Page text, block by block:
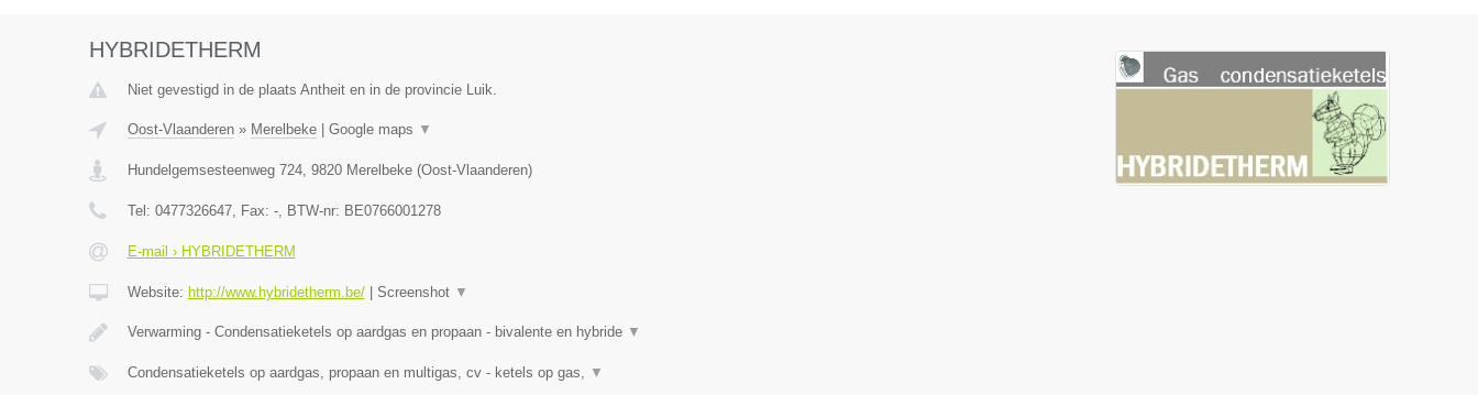
HYBRIDETHERM
Niet gevestigd in de plaats Antheit en in de provincie Luik.
Oost-Vlaanderen» Merelbeke| Google maps ▼
Hundelgemsesteenweg 724, 9820 Merelbeke(Oost-Vlaanderen)
Tel: 0477326647, Fax: -, BTW-nr: BE0766001278
E-mail › HYBRIDETHERM
Website: http://www.hybridetherm.be/| Screenshot ▼
Verwarming - Condensatieketels op aardgas en propaan - bivalente en hybride ▼
Condensatieketels op aardgas, propaan en multigas, cv - ketels op gas, ▼